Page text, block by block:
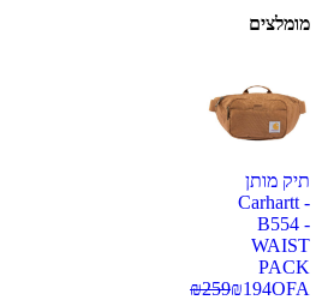
מומלצים
תיק מותן
Carhartt -
B554 -
WAIST
PACK
OFA
₪194
₪259